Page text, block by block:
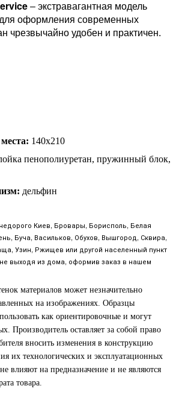
– экстравагантная модель
оформления современных
чрезвычайно удобен и практичен.
140х210
пенополиуретан, пружинный блок,
дельфин
Киев, Бровары, Борисполь, Белая
Буча, Васильков, Обухов, Вышгород, Сквира,
Узин, Ржищев или другой населенный пункт
выходя из дома, оформив заказ в нашем
материалов может незначительно
на изображениях. Образцы
как ориентировочные и могут
Производитель оставляет за собой право
вносить изменения в конструкцию
их технологических и эксплуатационных
влияют на предназначение и не являются
товара.